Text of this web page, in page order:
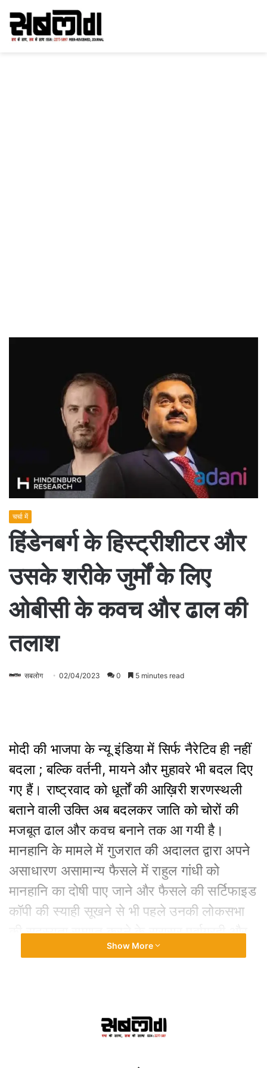
चर्चा में
हिंडेनबर्ग के हिस्ट्रीशीटर और
उसके शरीके जुर्मों के लिए
ओबीसी के कवच और ढाल की
तलाश
सबलोग 02/04/2023 0 5 minutes read
मोदी की भाजपा के न्यू इंडिया में सिर्फ नैरेटिव ही नहीं
बदला ; बल्कि वर्तनी, मायने और मुहावरे भी बदल दिए
गए हैं। राष्ट्रवाद को धूर्तों की आख़िरी शरणस्थली
बताने वाली उक्ति अब बदलकर जाति को चोरों की
मजबूत ढाल और कवच बनाने तक आ गयी है।
मानहानि के मामले में गुजरात की अदालत द्वारा अपने
असाधारण असामान्य फैसले में राहुल गांधी को
मानहानि का दोषी पाए जाने और फैसले की सर्टिफाइड
कॉपी की स्याही सूखने से भी पहले उनकी लोकसभा
की सदस्यता समाप्त करने के सरासर पूर्वाग्रही और
अलोकतांत्रिक कारनामे को छुपाने के लिए ऊपर से
अलग बात है कि ऐसा करते हुए, नीरव मोदी, ललित
मोदी जैसे चोरों और उन्हें खुलेआम संरक्षण देने वाले
Show More